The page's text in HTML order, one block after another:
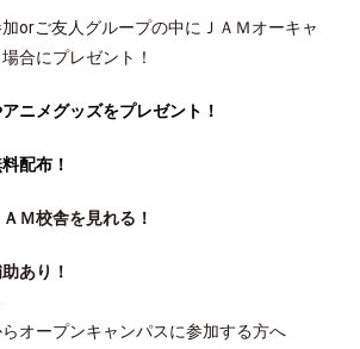
orご友人グループの中にＪＡＭオーキャ
合にプレゼント！
ニメグッズをプレゼント！
配布！
Ｍ校舎を見れる！
あり！
オープンキャンパスに参加する方へ